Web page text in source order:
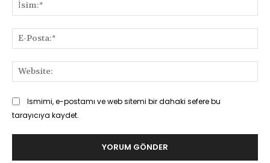
Ismimi, e-postamı ve web sitemi bir dahaki sefere bu
tarayıcıya kaydet.